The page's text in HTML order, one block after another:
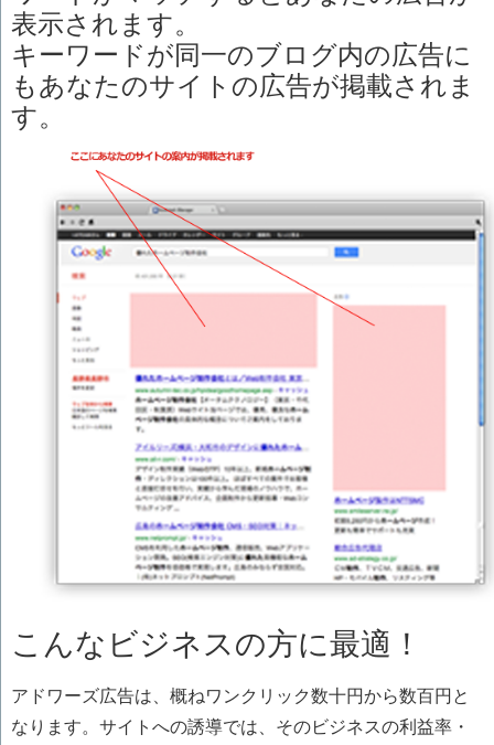
表示されます。
キーワードが同一のブログ内の広告に
もあなたのサイトの広告が掲載されま
す。
こんなビジネスの方に最適！
アドワーズ広告は、概ねワンクリック数十円から数百円と
なります。サイトへの誘導では、そのビジネスの利益率・